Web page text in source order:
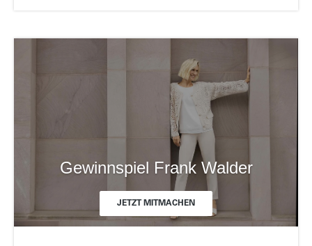
Gewinnspiel Frank Walder
JETZT MITMACHEN